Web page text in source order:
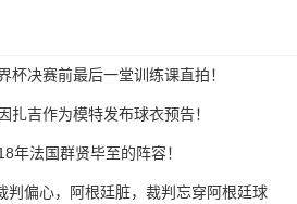
杯决赛前最后一堂训练课直拍！
扎吉作为模特发布球衣预告！
年法国群贤毕至的阵容！
判偏心，阿根廷脏，裁判忘穿阿根廷球